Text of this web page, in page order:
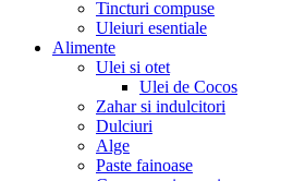
Tincturi compuse
Uleiuri esentiale
Alimente
Ulei si otet
Ulei de Cocos
Zahar si indulcitori
Dulciuri
Alge
Paste fainoase